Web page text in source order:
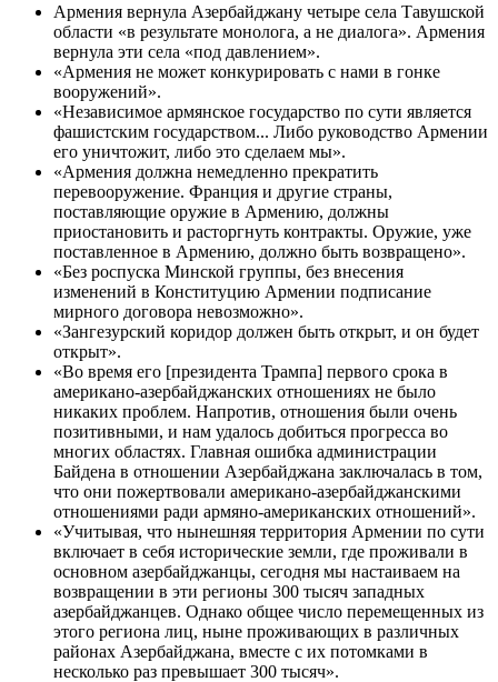
Армения вернула Азербайджану четыре села Тавушской
области «в результате монолога, а не диалога». Армения
вернула эти села «под давлением».
«Армения не может конкурировать с нами в гонке
вооружений».
«Независимое армянское государство по сути является
фашистским государством... Либо руководство Армении
его уничтожит, либо это сделаем мы».
«Армения должна немедленно прекратить
перевооружение. Франция и другие страны,
поставляющие оружие в Армению, должны
приостановить и расторгнуть контракты. Оружие, уже
поставленное в Армению, должно быть возвращено».
«Без роспуска Минской группы, без внесения
изменений в Конституцию Армении подписание
мирного договора невозможно».
«Зангезурский коридор должен быть открыт, и он будет
открыт».
«Во время его [президента Трампа] первого срока в
американо-азербайджанских отношениях не было
никаких проблем. Напротив, отношения были очень
позитивными, и нам удалось добиться прогресса во
многих областях. Главная ошибка администрации
Байдена в отношении Азербайджана заключалась в том,
что они пожертвовали американо-азербайджанскими
отношениями ради армяно-американских отношений».
«Учитывая, что нынешняя территория Армении по сути
включает в себя исторические земли, где проживали в
основном азербайджанцы, сегодня мы настаиваем на
возвращении в эти регионы 300 тысяч западных
азербайджанцев. Однако общее число перемещенных из
этого региона лиц, ныне проживающих в различных
районах Азербайджана, вместе с их потомками в
несколько раз превышает 300 тысяч».